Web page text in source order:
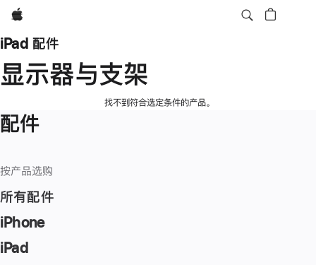
Apple
iPad 配件
显示器与支架
找不到符合选定条件的产品。
配件
按产品选购
所有配件
iPhone
iPad